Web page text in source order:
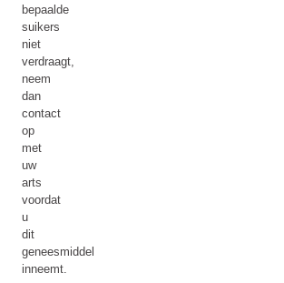
bepaalde
suikers
niet
verdraagt,
neem
dan
contact
op
met
uw
arts
voordat
u
dit
geneesmiddel
inneemt.